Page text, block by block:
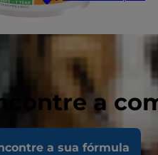
a
a sua fórmula